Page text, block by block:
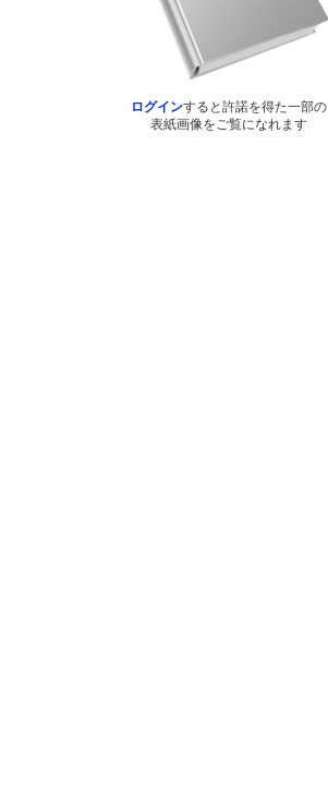
ログインすると許諾を得た一部の
表紙画像をご覧になれます